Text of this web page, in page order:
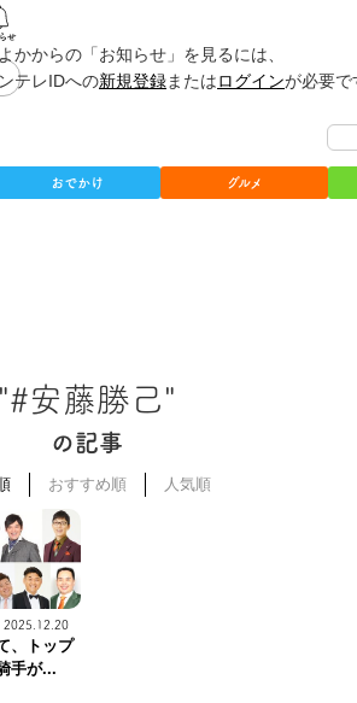
かからの「お知らせ」を見るには、
テレIDへの新規登録またはログインが必要
おでかけ グルメ
"#安藤勝己"
の記事
おすすめ順 人気順
2025.12.20
、トップ
手が...